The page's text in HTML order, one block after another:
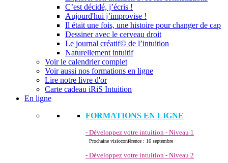
C’est décidé, j’écris !
Aujourd'hui j’improvise !
Il était une fois, une histoire pour changer de cap
Dessiner avec le cerveau droit
Le journal créatif© de l’intuition
Naturellement intuitif
Voir le calendrier complet
Voir aussi nos formations en ligne
Lire notre livre d'or
Carte cadeau iRiS Intuition
En ligne
FORMATIONS EN LIGNE
- Développez votre intuition - Niveau 1
Prochaine visioconférence : 16 septembre
- Développez votre intuition - Niveau 2